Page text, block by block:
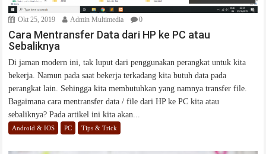
Okt 25, 2019 Admin Multimedia 0
Cara Mentransfer Data dari HP ke PC atau
Sebaliknya
Di jaman modern ini, tak luput dari penggunakan perangkat untuk kita
bekerja. Namun pada saat bekerja terkadang kita butuh data pada
perangkat lain. Sehingga kita membutuhkan yang namnya transfer file.
Bagaimana cara mentransfer data / file dari HP ke PC kita atau
sebaliknya? Pada artikel ini kita akan...
Android & IOS PC Tips & Trick